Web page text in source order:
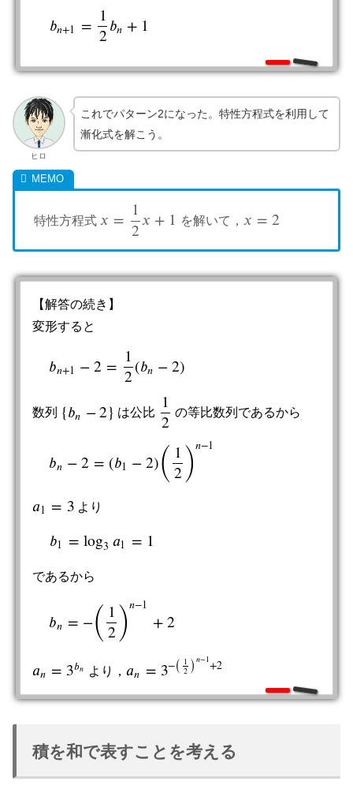
𝑏𝑛+1 = 1
2
𝑏𝑛 + 1
bn + =1 2b n+ 1
ヒロ
これでパターン2になった。特性方程式を利用して
漸化式を解こう。
特性方程式 𝑥 = 1
2
𝑥 + 1
x= 12 x+1 を解いて， 𝑥 = 2
x= 2
【解答の続き】
変形すると
𝑏𝑛+1 −2 = 1
2(𝑏𝑛 −2)
b n +1−2 =1 2(bn−2 )
数列 {𝑏𝑛 −2}
{ bn− 2} は公比
1
2
12 の等比数列であるから
𝑏𝑛 −2 = (𝑏1 −2)( 1
2)𝑛−1
bn− 2=( b1− 2)( 12) n −1
𝑎1 = 3
a1 =3 より
𝑏1 = log3 𝑎1 = 1
b 1= log3a 1=
であるから
𝑏𝑛 = −( 1
2)𝑛−1
+2
bn=−(1 2)n −
𝑎𝑛 = 3𝑏𝑛
an =3bn より，𝑎𝑛 = 3−( 1
2 ) 𝑛−1+2
an =3−(1 2 )n− 2
積を和で表すことを考える